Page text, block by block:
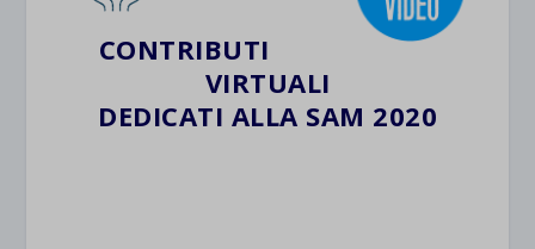
CONTRIBUTI
VIRTUALI
DEDICATI ALLA SAM 2020